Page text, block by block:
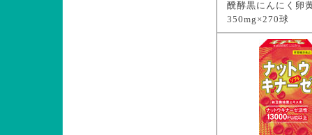
醗酵黒にんにく卵
350mg×270球